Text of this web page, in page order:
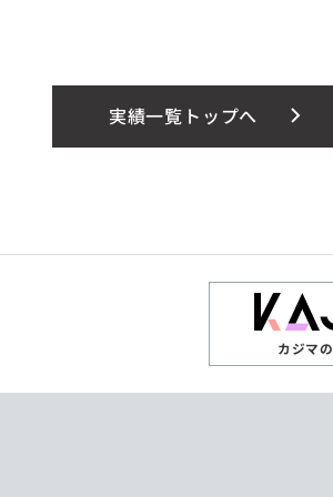
実績一覧トップへ
カジマの